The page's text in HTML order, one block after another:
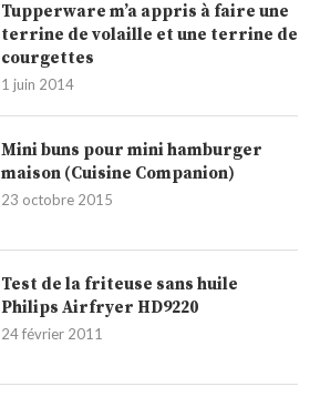
Tupperware m’a appris à faire une
terrine de volaille et une terrine de
courgettes
1 juin 2014
Mini buns pour mini hamburger
maison (Cuisine Companion)
23 octobre 2015
Test de la friteuse sans huile
Philips Airfryer HD9220
24 février 2011